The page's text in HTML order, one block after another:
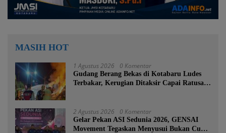
MASIH HOT
1 Agustus 2026 0 Komentar
Gudang Berang Bekas di Kotabaru Ludes
Terbakar, Kerugian Ditaksir Capai Ratusan
2 Agustus 2026 0 Komentar
Gelar Pekan ASI Sedunia 2026, GENSAI
Movement Tegaskan Menyusui Bukan Cuma